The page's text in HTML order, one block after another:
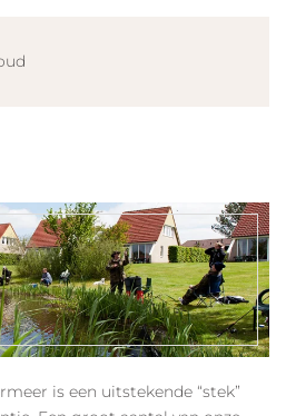
is een uitstekende “stek”